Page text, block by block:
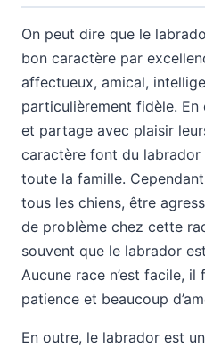
On peut dire que le
bon caractère par
affectueux, amical,
particulièrement fidèle.
et partage avec plaisir
caractère font du
toute la famille.
tous les chiens, être
de problème chez cette
souvent que le labrador
Aucune race n’est facile,
patience et beaucoup
En outre, le labrador est